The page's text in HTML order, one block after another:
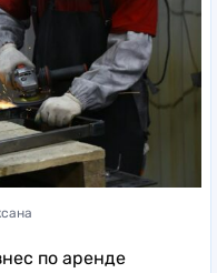
по аренде